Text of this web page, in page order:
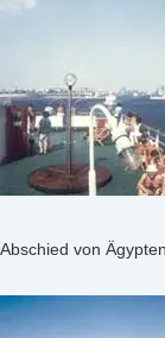
Abschied von Ägypten